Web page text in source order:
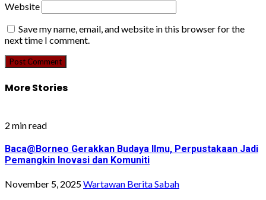
Website
Save my name, email, and website in this browser for the
next time I comment.
More Stories
2 min read
Baca@Borneo Gerakkan Budaya Ilmu, Perpustakaan Jadi
Pemangkin Inovasi dan Komuniti
November 5, 2025Wartawan Berita Sabah